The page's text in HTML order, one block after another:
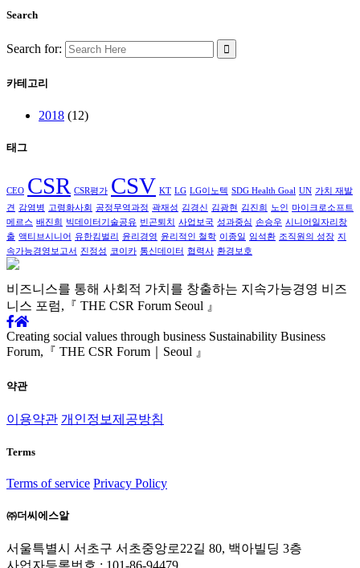
Search
Search for:
카테고리
2018 (12)
태그
CEO CSR CSR평가 CSV KT LG LG이노텍 SDG Health Goal UN 가치 재발
견 감염병 고령화사회 공정무역과정 곽재성 김경신 김광현 김진희 노인 마이크로소프트
메르스 배진희 빅데이터기술공유 빈곤퇴치 사업보국 성과중심 손승우 시니어일자리창
출 액티브시니어 유한킴벌리 윤리경영 윤리적인 철학 이종일 임석환 조직원의 성장 지
속가능경영보고서
진정성 코이카 통신데이터 협력사 환경보호
비즈니스를 통해 사회적 가치를 창출하는 지속가능경영 비즈
니스 포럼, 『 THE CSR Forum Seoul 』
Creating social values through business Sustainability Business
Forum, 『 THE CSR Forum｜Seoul 』
약관
이용약관 개인정보제공방침
Terms
Terms of service Privacy Policy
㈜더씨에스알
서울특별시 서초구 서초중앙로22길 80, 백아빌딩 3층